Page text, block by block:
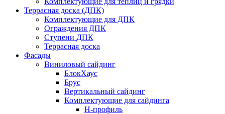
Террасная доска (ДПК)
Комплектующие для ДПК
Ограждения ДПК
Ступени ДПК
Террасная доска
Фасады
Виниловый сайдинг
БлокХаус
Брус
Вертикальный сайдинг
Комплектующие для сайдинга
H-профиль